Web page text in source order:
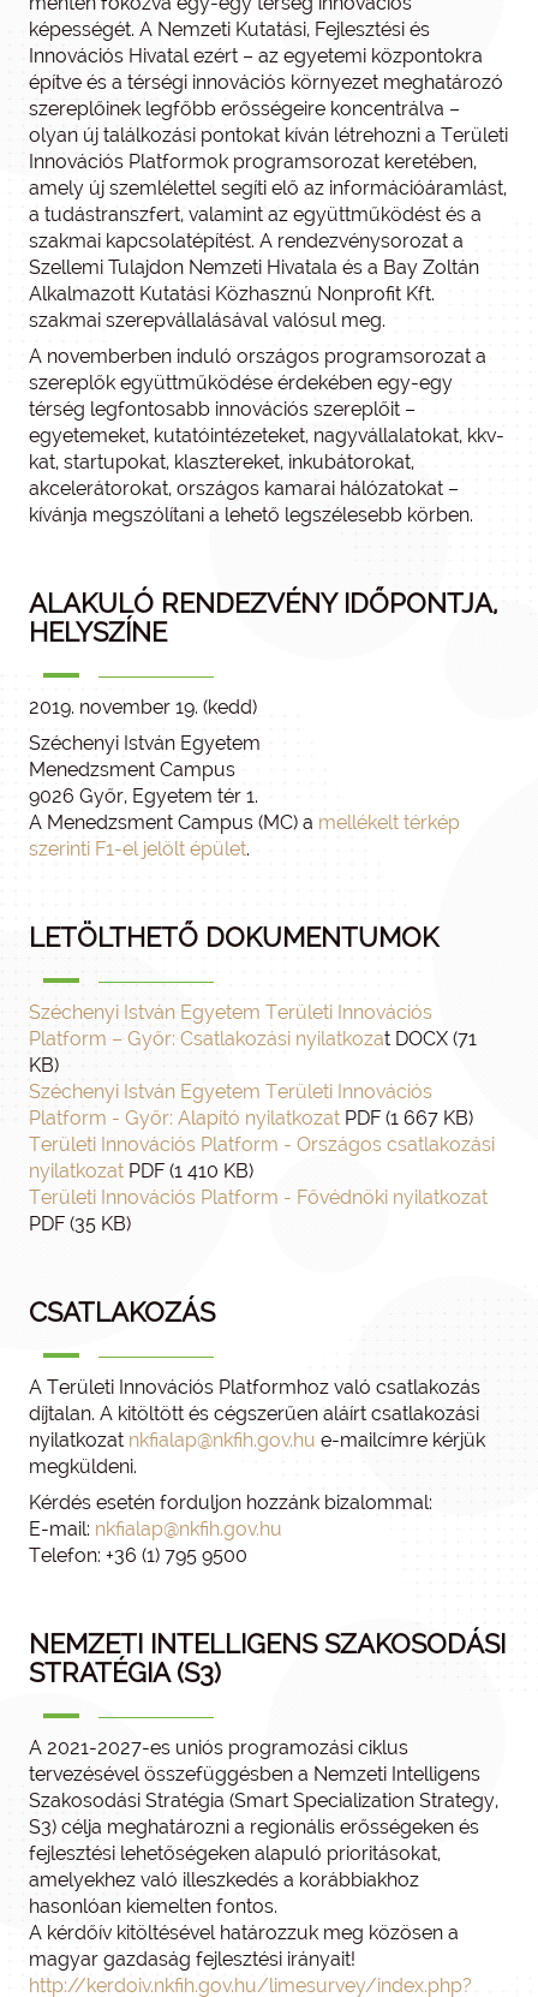
képességét. A Nemzeti Kutatási, Fejlesztési és
Innovációs Hivatal ezért – az egyetemi központokra
építve és a térségi innovációs környezet meghatározó
szereplőinek legfőbb erősségeire koncentrálva –
olyan új találkozási pontokat kíván létrehozni a Területi
Innovációs Platformok programsorozat keretében,
amely új szemlélettel segíti elő az információáramlást,
a tudástranszfert, valamint az együttműködést és a
szakmai kapcsolatépítést. A rendezvénysorozat a
Szellemi Tulajdon Nemzeti Hivatala és a Bay Zoltán
Alkalmazott Kutatási Közhasznú Nonprofit Kft.
szakmai szerepvállalásával valósul meg.
A novemberben induló országos programsorozat a
szereplők együttműködése érdekében egy-egy
térség legfontosabb innovációs szereplőit –
egyetemeket, kutatóintézeteket, nagyvállalatokat, kkv-
kat, startupokat, klasztereket, inkubátorokat,
akcelerátorokat, országos kamarai hálózatokat –
kívánja megszólítani a lehető legszélesebb körben.
ALAKULÓ RENDEZVÉNY IDŐPONTJA,
HELYSZÍNE
2019. november 19. (kedd)
Széchenyi István Egyetem
Menedzsment Campus
9026 Győr, Egyetem tér 1.
A Menedzsment Campus (MC) a mellékelt térkép
szerinti F1-el jelölt épület.
LETÖLTHETŐ DOKUMENTUMOK
Széchenyi István Egyetem Területi Innovációs
Platform – Győr: Csatlakozási nyilatkozat DOCX (71
KB)
Széchenyi István Egyetem Területi Innovációs
Platform - Győr: Alapító nyilatkozat PDF (1 667 KB)
Területi Innovációs Platform - Országos csatlakozási
nyilatkozat PDF (1 410 KB)
Területi Innovációs Platform - Fővédnöki nyilatkozat
PDF (35 KB)
CSATLAKOZÁS
A Területi Innovációs Platformhoz való csatlakozás
díjtalan. A kitöltött és cégszerűen aláírt csatlakozási
nyilatkozat nkfialap@nkfih.gov.hu e-mailcímre kérjük
megküldeni.
Kérdés esetén forduljon hozzánk bizalommal:
E-mail: nkfialap@nkfih.gov.hu
Telefon: +36 (1) 795 9500
NEMZETI INTELLIGENS SZAKOSODÁSI
STRATÉGIA (S3)
A 2021-2027-es uniós programozási ciklus
tervezésével összefüggésben a Nemzeti Intelligens
Szakosodási Stratégia (Smart Specialization Strategy,
S3) célja meghatározni a regionális erősségeken és
fejlesztési lehetőségeken alapuló prioritásokat,
amelyekhez való illeszkedés a korábbiakhoz
hasonlóan kiemelten fontos.
A kérdőív kitöltésével határozzuk meg közösen a
magyar gazdaság fejlesztési irányait!
http://kerdoiv.nkfih.gov.hu/limesurvey/index.php?